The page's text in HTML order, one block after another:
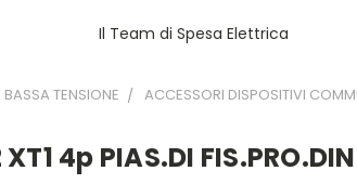
Il Team di Spesa Elettrica
TENSIONE ACCESSORI DISPOSITIVI
4p PIAS.DI FIS.PRO.DIN